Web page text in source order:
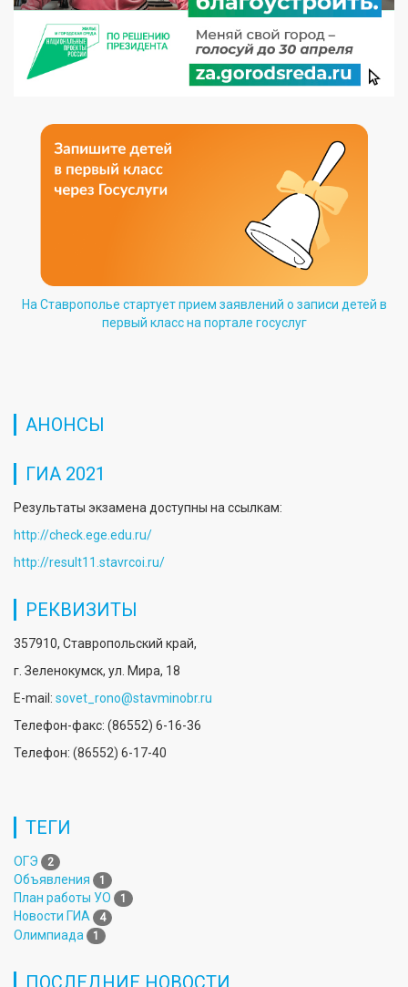
На Ставрополье стартует прием заявлений о записи детей в
первый класс на портале госуслуг
АНОНСЫ
ГИА 2021
Результаты экзамена доступны на ссылкам:
http://check.ege.edu.ru/
http://result11.stavrcoi.ru/
РЕКВИЗИТЫ
357910, Ставропольский край,
г. Зеленокумск, ул. Мира, 18
E-mail: sovet_rono@stavminobr.ru
Телефон-факс: (86552) 6-16-36
Телефон: (86552) 6-17-40
ТЕГИ
ОГЭ 2
Объявления 1
План работы УО 1
Новости ГИА 4
Олимпиада 1
ПОСЛЕДНИЕ НОВОСТИ